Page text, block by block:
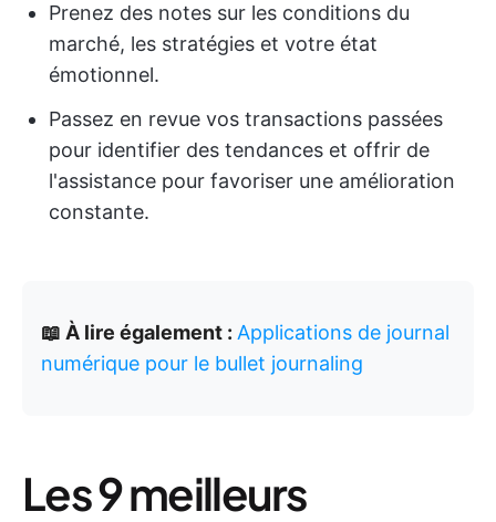
Prenez des notes sur les conditions du
marché, les stratégies et votre état
émotionnel.
Passez en revue vos transactions passées
pour identifier des tendances et offrir de
l'assistance pour favoriser une amélioration
constante.
📖 À lire également : Applications de journal
numérique pour le bullet journaling
Les 9 meilleurs